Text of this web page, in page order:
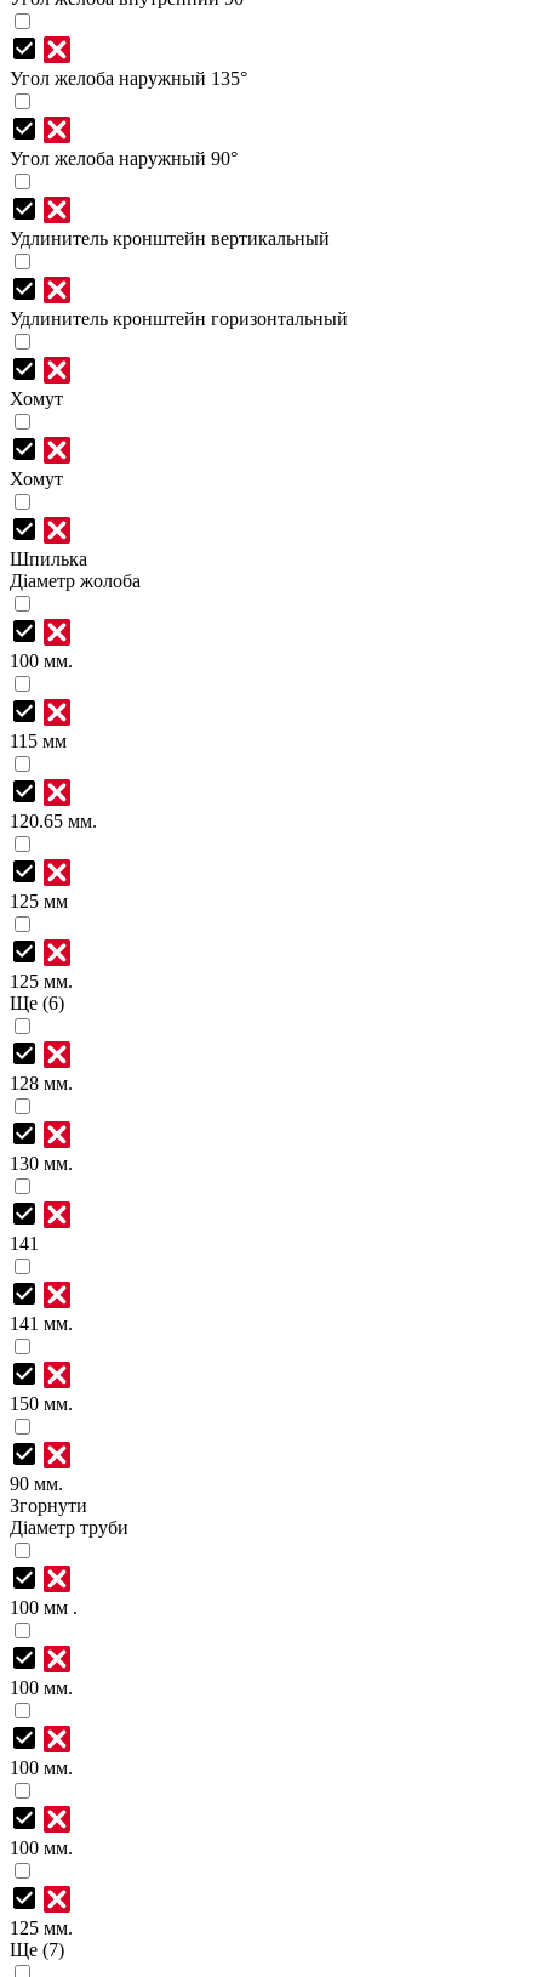
Угол желоба наружный 135°
Угол желоба наружный 90°
Удлинитель кронштейн вертикальный
Удлинитель кронштейн горизонтальный
Хомут
Хомут
Шпилька
Діаметр жолоба
100 мм.
115 мм
120.65 мм.
125 мм
125 мм.
Ще (6)
128 мм.
130 мм.
141
141 мм.
150 мм.
90 мм.
Згорнути
Діаметр труби
100 мм .
100 мм.
100 мм.
100 мм.
125 мм.
Ще (7)